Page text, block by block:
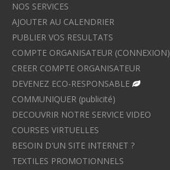
NOS SERVICES
AJOUTER AU CALENDRIER
PUBLIER VOS RESULTATS
COMPTE ORGANISATEUR (CONNEXION)
CREER COMPTE ORGANISATEUR
DEVENEZ ECO-RESPONSABLE
COMMUNIQUER (publicité)
DECOUVRIR NOTRE SERVICE VIDEO
COURSES VIRTUELLES
BESOIN D'UN SITE INTERNET ?
TEXTILES PROMOTIONNELS